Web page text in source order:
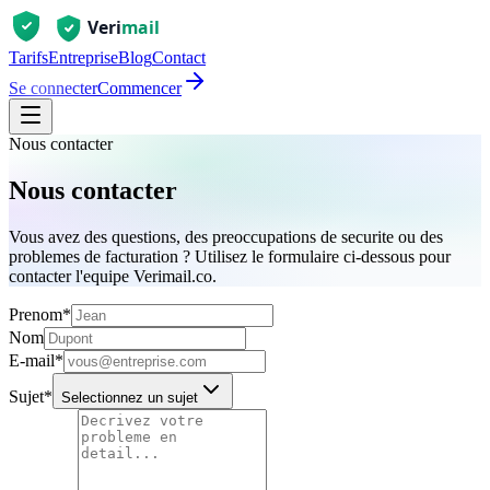
TarifsEntrepriseBlogContact
Se connecterCommencer
Nous contacter
Nous contacter
Vous avez des questions, des preoccupations de securite ou des
problemes de facturation ? Utilisez le formulaire ci-dessous pour
contacter l'equipe Verimail.co.
Prenom*
Nom
E-mail*
Sujet* Selectionnez un sujet